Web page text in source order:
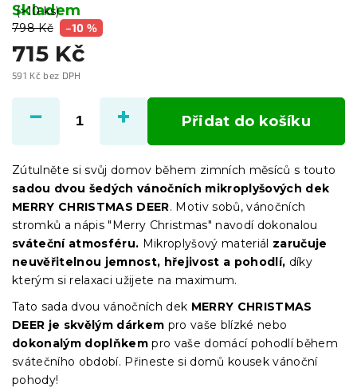
798 Kč –10 %
715 Kč
591 Kč bez DPH
cena:
Skladem
(>10 ks)
Přidat do košíku
Zútulněte si svůj domov během zimních měsíců s touto
sadou dvou šedých vánočních mikroplyšových dek
MERRY CHRISTMAS DEER. Motiv sobů, vánočních
stromků a nápis "Merry Christmas" navodí dokonalou
sváteční atmosféru. Mikroplyšový materiál zaručuje
neuvěřitelnou jemnost, hřejivost a pohodlí, díky
kterým si relaxaci užijete na maximum.
Tato sada dvou vánočních dek MERRY CHRISTMAS
DEER je skvělým dárkem pro vaše blízké nebo
dokonalým doplňkem pro vaše domácí pohodlí během
svátečního období. Přineste si domů kousek vánoční
pohody!